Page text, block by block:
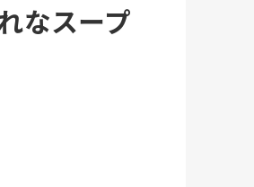
なスープ